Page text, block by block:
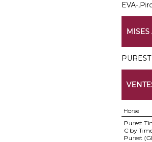
EVA-
MISES
Horse
Purest
C by
Purest